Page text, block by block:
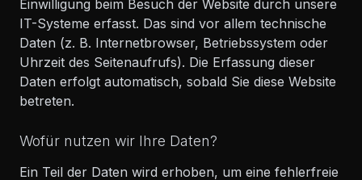
Einwilligung beim Besuch der Website durch unsere
IT-Systeme erfasst. Das sind vor allem technische
Daten (z. B. Internetbrowser, Betriebssystem oder
Uhrzeit des Seitenaufrufs). Die Erfassung dieser
Daten erfolgt automatisch, sobald Sie diese Website
betreten.
Wofür nutzen wir Ihre Daten?
Ein Teil der Daten wird erhoben, um eine fehlerfreie